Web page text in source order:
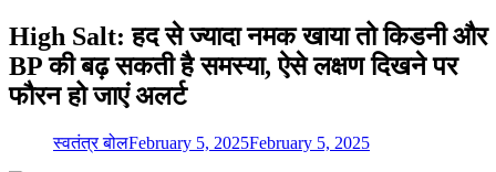
High Salt: हद से ज्यादा नमक खाया तो किडनी और
BP की बढ़ सकती है समस्या, ऐसे लक्षण दिखने पर
फौरन हो जाएं अलर्ट
स्वतंत्र बोलFebruary 5, 2025February 5, 2025